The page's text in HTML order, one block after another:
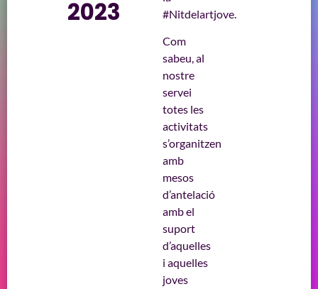
2023
#Nitdelartjove.
Com
sabeu, al
nostre
servei
totes les
activitats
s’organitzen
amb
mesos
d’antelació
amb el
suport
d’aquelles
i aquelles
joves